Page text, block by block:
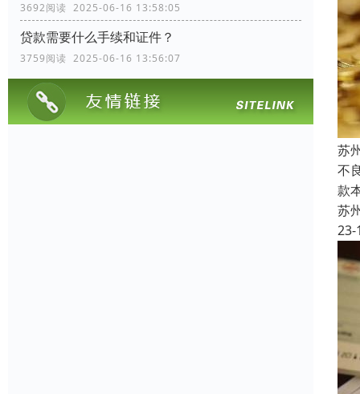
3692阅读 2025-06-16 13:58:05
贷款需要什么手续和证件？
3759阅读 2025-06-16 13:56:07
苏
不
款
苏
23-